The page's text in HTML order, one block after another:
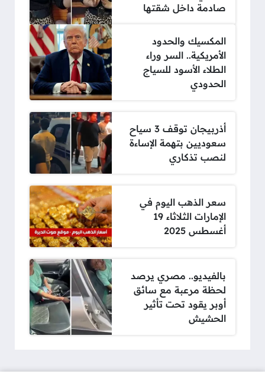
صادمة داخل شقتها
المكسيك والحدود
الأمريكية.. السر وراء
الطلاء الأسود للسياج
الحدودي
أذربيجان توقف 3 سياح
سعوديين بتهمة الإساءة
لنصب تذكاري
سعر الذهب اليوم في
الإمارات الثلاثاء 19
أغسطس 2025
بالفيديو.. مصري يرصد
لحظة مرعبة مع سائق
أوبر يقود تحت تأثير
الحشيش